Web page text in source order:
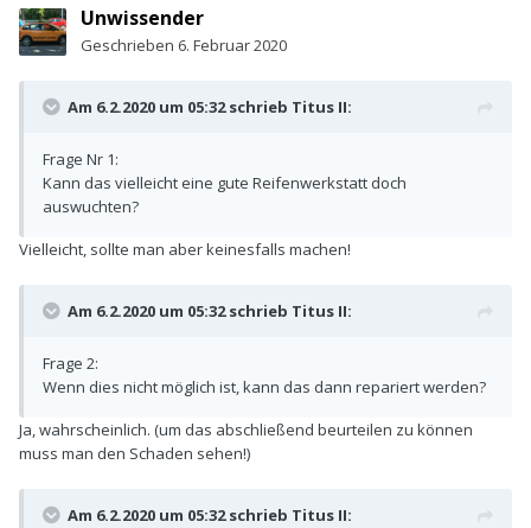
Unwissender
Geschrieben 6. Februar 2020
Am 6.2.2020 um 05:32 schrieb Titus II:
Frage Nr 1:
Kann das vielleicht eine gute Reifenwerkstatt doch
auswuchten?
Vielleicht, sollte man aber keinesfalls machen!
Am 6.2.2020 um 05:32 schrieb Titus II:
Frage 2:
Wenn dies nicht möglich ist, kann das dann repariert werden?
Ja, wahrscheinlich. (um das abschließend beurteilen zu können
muss man den Schaden sehen!)
Am 6.2.2020 um 05:32 schrieb Titus II: